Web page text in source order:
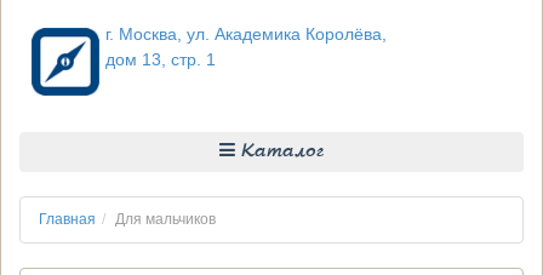
г. Москва, ул. Академика Королёва,
дом 13, стр. 1
Каталог
Главная Для мальчиков